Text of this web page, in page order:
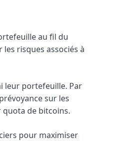
au fil du
risques associés à
leur portefeuille. Par
sur les
quota de bitcoins.
pour maximiser